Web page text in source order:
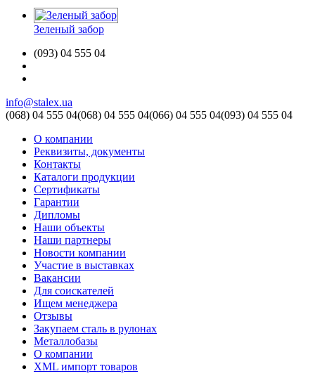
Зеленый забор
(093) 04 555 04
info@stalex.ua
(068) 04 555 04(068) 04 555 04(066) 04 555 04(093) 04 555 04
О компании
Реквизиты, документы
Контакты
Каталоги продукции
Сертификаты
Гарантии
Дипломы
Наши объекты
Наши партнеры
Новости компании
Участие в выставках
Вакансии
Для соискателей
Ищем менеджера
Отзывы
Закупаем сталь в рулонах
Металлобазы
О компании
XML импорт товаров